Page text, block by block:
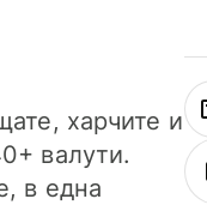
харчите и
валути.
в една